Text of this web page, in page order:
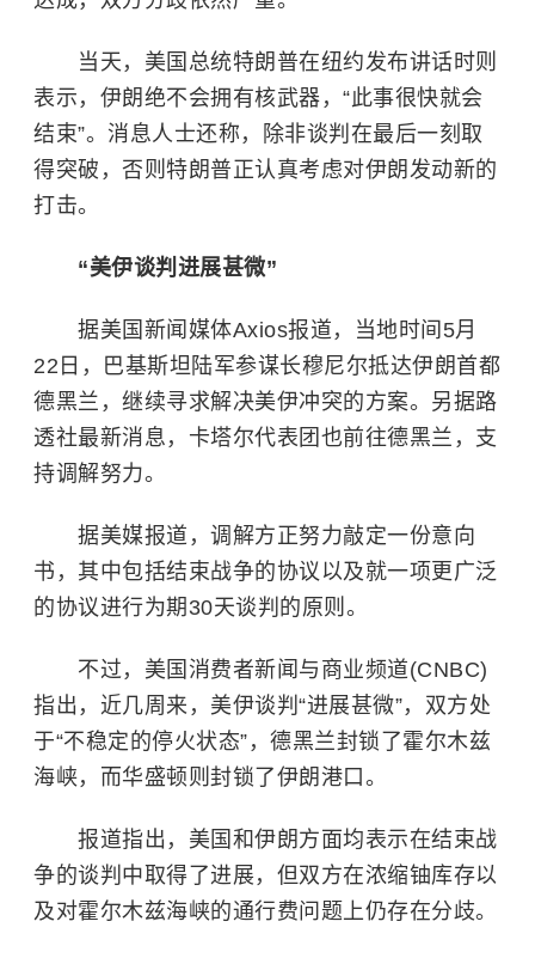
当天，美国总统特朗普在纽约发布讲话时则
表示，伊朗绝不会拥有核武器，“此事很快就会
结束”。消息人士还称，除非谈判在最后一刻取
得突破，否则特朗普正认真考虑对伊朗发动新的
打击。
“美伊谈判进展甚微”
据美国新闻媒体Axios报道，当地时间5月
22日，巴基斯坦陆军参谋长穆尼尔抵达伊朗首都
德黑兰，继续寻求解决美伊冲突的方案。另据路
透社最新消息，卡塔尔代表团也前往德黑兰，支
持调解努力。
据美媒报道，调解方正努力敲定一份意向
书，其中包括结束战争的协议以及就一项更广泛
的协议进行为期30天谈判的原则。
不过，美国消费者新闻与商业频道(CNBC)
指出，近几周来，美伊谈判“进展甚微”，双方处
于“不稳定的停火状态”，德黑兰封锁了霍尔木兹
海峡，而华盛顿则封锁了伊朗港口。
报道指出，美国和伊朗方面均表示在结束战
争的谈判中取得了进展，但双方在浓缩铀库存以
及对霍尔木兹海峡的通行费问题上仍存在分歧。